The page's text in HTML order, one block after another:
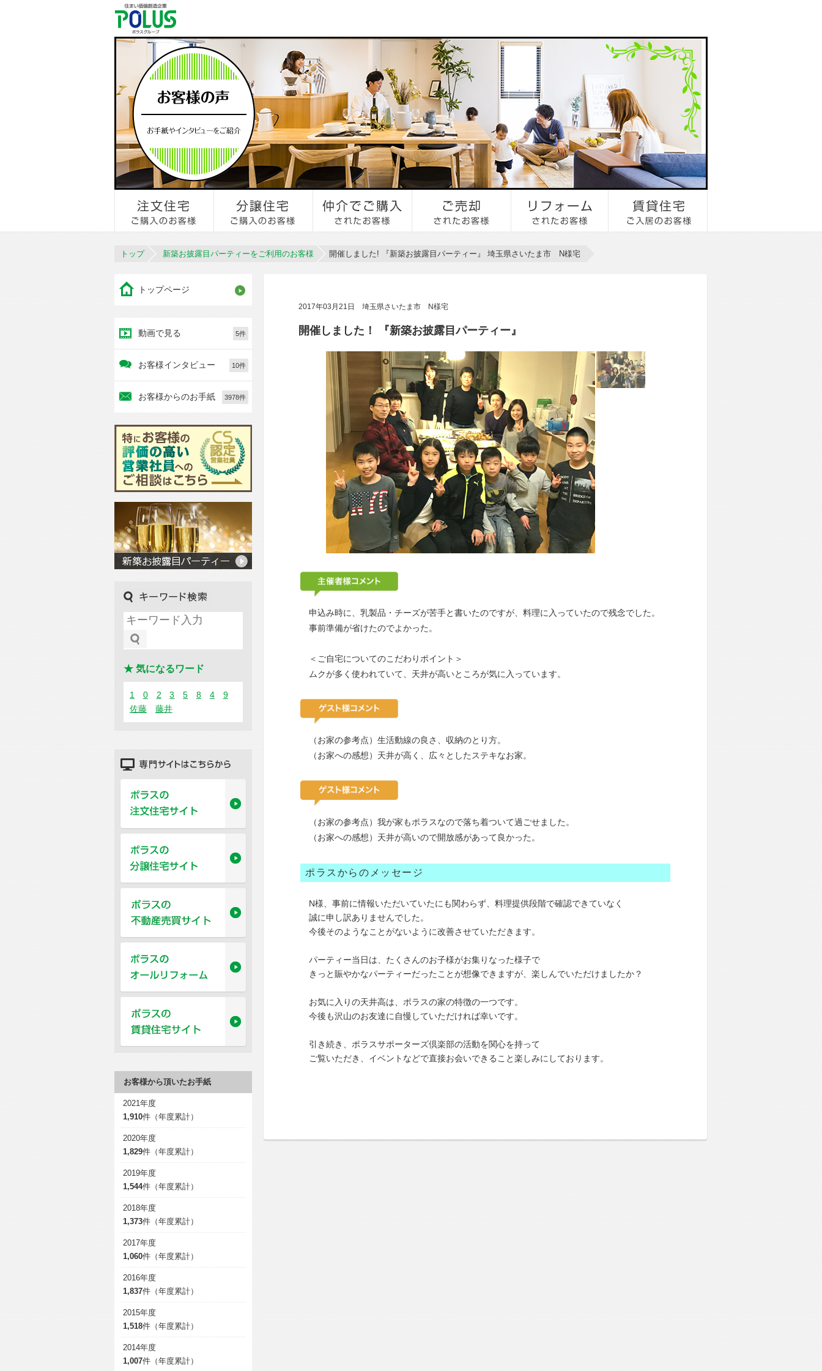
トップ 新築お披露目パーティーをご利用のお客様 開催しました! 『新築お披露目パーティー』 埼玉県さいたま市 N様宅
2017年03月21日 埼玉県さいたま市 N様宅
開催しました！ 『新築お披露目パーティー』
申込み時に、乳製品・チーズが苦手と書いたのですが、料理に入っていたので残念でした。
事前準備が省けたのでよかった。
＜ご自宅についてのこだわりポイント＞
ムクが多く使われていて、天井が高いところが気に入っています。
（お家の参考点）生活動線の良さ、収納のとり方。
（お家への感想）天井が高く、広々としたステキなお家。
（お家の参考点）我が家もポラスなので落ち着ついて過ごせました。
（お家への感想）天井が高いので開放感があって良かった。
ポラスからのメッセージ
N様、事前に情報いただいていたにも関わらず、料理提供段階で確認できていなく
誠に申し訳ありませんでした。
今後そのようなことがないように改善させていただきます。
パーティー当日は、たくさんのお子様がお集りなった様子で
きっと賑やかなパーティーだったことが想像できますが、楽しんでいただけましたか？
お気に入りの天井高は、ポラスの家の特徴の一つです。
今後も沢山のお友達に自慢していただければ幸いです。
引き続き、ポラスサポーターズ倶楽部の活動を関心を持って
ご覧いただき、イベントなどで直接お会いできること楽しみにしております。
トップページ
動画で見る 5件
お客様インタビュー 10件
お客様からのお手紙 3978件
★ 気になるワード
1 0 2 3 5 8 4
9
佐藤
藤井
お客様から頂いたお手紙
2021年度
1,910件（年度累計）
2020年度
1,829件（年度累計）
2019年度
1,544件（年度累計）
2018年度
1,373件（年度累計）
2017年度
1,060件（年度累計）
2016年度
1,837件（年度累計）
2015年度
1,518件（年度累計）
2014年度
1,007件（年度累計）